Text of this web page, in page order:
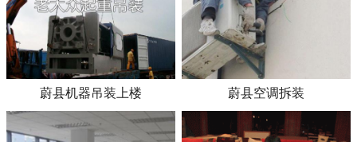
蔚县机器吊装上楼 蔚县空调拆装